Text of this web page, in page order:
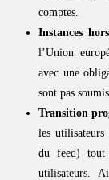
comptes.
Instances
l’Union
avec une
sont pas
Transition
les
du feed) tout
utilisateurs.